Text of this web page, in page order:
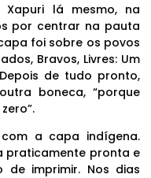
lá mesmo, na
por centrar na pauta
foi sobre os povos
Bravos, Livres: Um
de tudo pronto,
boneca, “porque
a capa indígena.
praticamente pronta e
imprimir. Nos dias